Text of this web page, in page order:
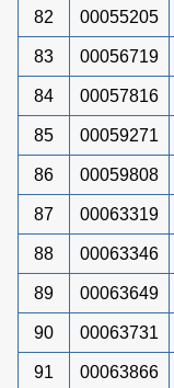
82 00055205
83 00056719
84 00057816
85 00059271
86 00059808
87 00063319
88 00063346
89 00063649
90 00063731
91 00063866